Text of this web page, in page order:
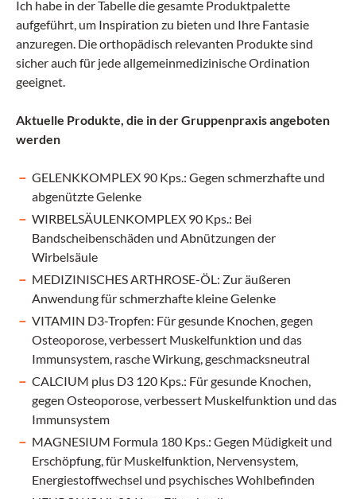
Ich habe in der Tabelle die gesamte Produktpalette
aufgeführt, um Inspiration zu bieten und Ihre Fantasie
anzuregen. Die orthopädisch relevanten Produkte sind
sicher auch für jede allgemeinmedizinische Ordination
geeignet.
Aktuelle Produkte, die in der Gruppenpraxis angeboten
werden
GELENKKOMPLEX 90 Kps.: Gegen schmerzhafte und
abgenützte Gelenke
WIRBELSÄULENKOMPLEX 90 Kps.: Bei
Bandscheibenschäden und Abnützungen der
Wirbelsäule
MEDIZINISCHES ARTHROSE-ÖL: Zur äußeren
Anwendung für schmerzhafte kleine Gelenke
VITAMIN D3-Tropfen: Für gesunde Knochen, gegen
Osteoporose, verbessert Muskelfunktion und das
Immunsystem, rasche Wirkung, geschmacksneutral
CALCIUM plus D3 120 Kps.: Für gesunde Knochen,
gegen Osteoporose, verbessert Muskelfunktion und das
Immunsystem
MAGNESIUM Formula 180 Kps.: Gegen Müdigkeit und
Erschöpfung, für Muskelfunktion, Nervensystem,
Energiestoffwechsel und psychisches Wohlbefinden